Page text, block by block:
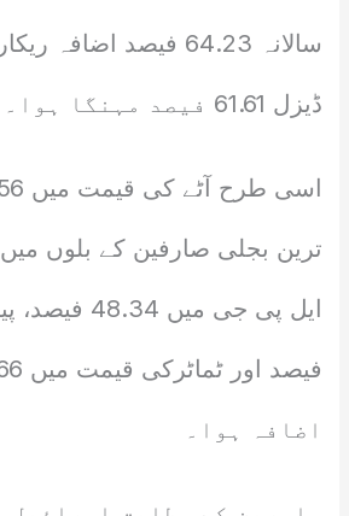
سالانہ 64.23 فیصد اضافہ
ڈیزل 61.61 فیصد مہنگا ہوا۔
اضافہ ہوا۔